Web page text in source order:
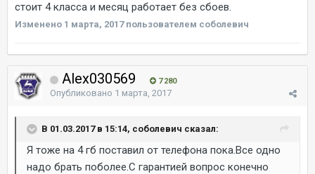
стоит 4 класса и месяц работает без сбоев.
Изменено 1 марта, 2017пользователем соболевич
Alex030569 7 280
Опубликовано 1 марта, 2017
В 01.03.2017 в 15:14, соболевич сказал:
Я тоже на 4 гб поставил от телефона пока.Все одно
надо брать поболее.С гарантией вопрос конечно